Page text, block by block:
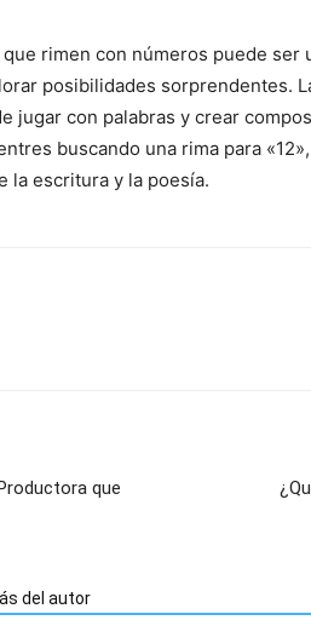
rimen con números puede ser
posibilidades sorprendentes.
jugar con palabras y crear
buscando una rima para
la escritura y la poesía.
que
del autor